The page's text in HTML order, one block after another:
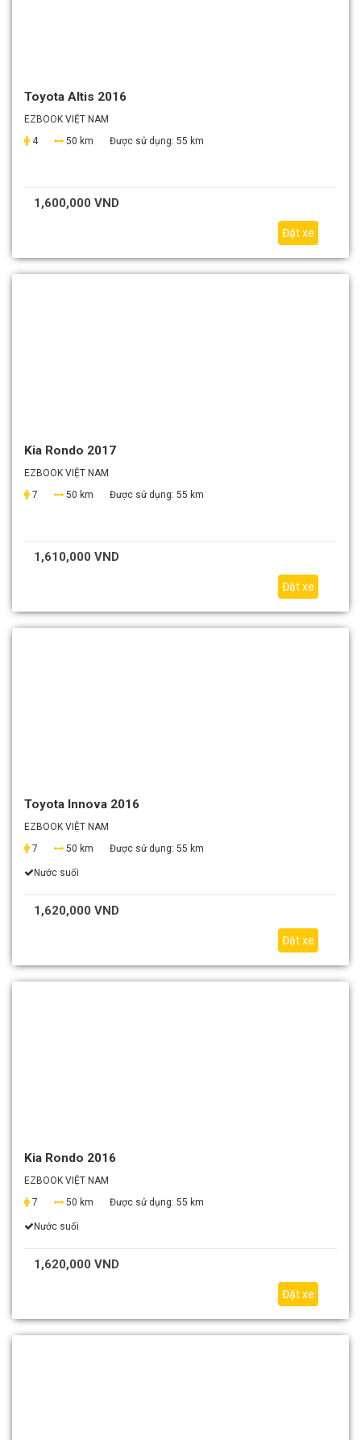
Toyota Altis 2016
EZBOOK VIỆT NAM
4
50 km Được sử dụng: 55 km
1,600,000 VND
Đặt xe
Kia Rondo 2017
EZBOOK VIỆT NAM
7
50 km Được sử dụng: 55 km
1,610,000 VND
Đặt xe
Toyota Innova 2016
EZBOOK VIỆT NAM
7
50 km Được sử dụng: 55 km
Nước suối
1,620,000 VND
Đặt xe
Kia Rondo 2016
EZBOOK VIỆT NAM
7
50 km Được sử dụng: 55 km
Nước suối
1,620,000 VND
Đặt xe